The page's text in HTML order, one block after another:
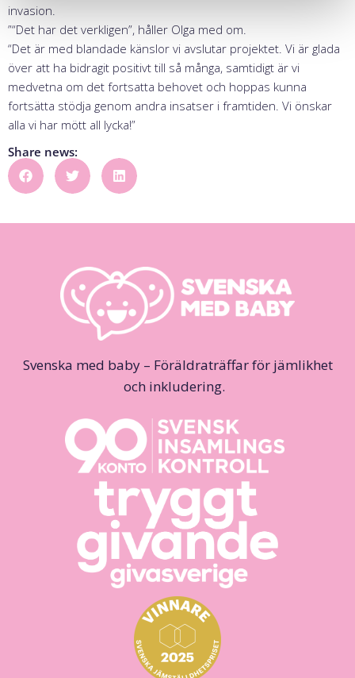
invasion.
”“Det har det verkligen”, håller Olga med om.
“Det är med blandade känslor vi avslutar projektet. Vi är glada
över att ha bidragit positivt till så många, samtidigt är vi
medvetna om det fortsatta behovet och hoppas kunna
fortsätta stödja genom andra insatser i framtiden. Vi önskar
alla vi har mött all lycka!”
Share news:
Svenska med baby – Föräldraträffar för jämlikhet
och inkludering.